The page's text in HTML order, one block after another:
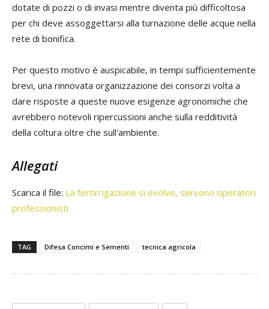
dotate di pozzi o di invasi mentre diventa più difficoltosa
per chi deve assoggettarsi alla turnazione delle acque nella
rete di bonifica.
Per questo motivo è auspicabile, in tempi sufficientemente
brevi, una rinnovata organizzazione dei consorzi volta a
dare risposte a queste nuove esigenze agronomiche che
avrebbero notevoli ripercussioni anche sulla redditività
della coltura oltre che sull'ambiente.
Allegati
Scarica il file: La fertirrigazione si evolve, servono operatori
professionisti
TAG Difesa Concimi e Sementi tecnica agricola